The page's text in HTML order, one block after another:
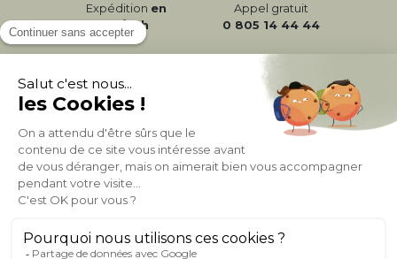
Expédition en
24/72h
Appel gratuit
0 805 14 44 44
À PROPOS DE MILIBOO
AIDE & CONTACT